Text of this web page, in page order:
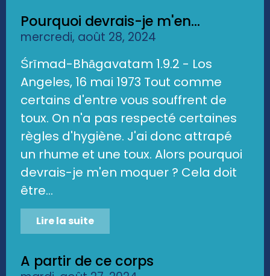
Pourquoi devrais-je m'en...
mercredi, août 28, 2024
Śrīmad-Bhāgavatam 1.9.2 - Los
Angeles, 16 mai 1973 Tout comme
certains d'entre vous souffrent de
toux. On n'a pas respecté certaines
règles d'hygiène. J'ai donc attrapé
un rhume et une toux. Alors pourquoi
devrais-je m'en moquer ? Cela doit
être...
Lire la suite
A partir de ce corps